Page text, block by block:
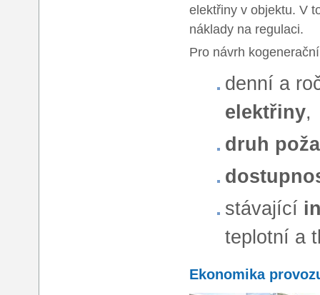
elektřiny v objektu. V
náklady na regulaci.
Pro návrh
denní a
elektřiny,
druh
stávající
teplotní a
Ekonomika